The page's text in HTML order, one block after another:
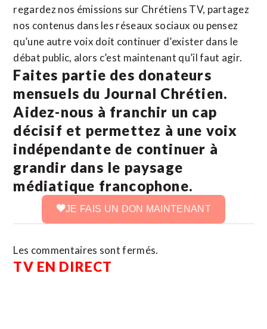
regardez nos émissions sur Chrétiens TV, partagez
nos contenus dans les réseaux sociaux ou pensez
qu’une autre voix doit continuer d’exister dans le
débat public, alors c’est maintenant qu’il faut agir.
Faites partie des donateurs
mensuels du Journal Chrétien.
Aidez-nous à franchir un cap
décisif et permettez à une voix
indépendante de continuer à
grandir dans le paysage
médiatique francophone.
JE FAIS UN DON MAINTENANT
Les commentaires sont fermés.
TV EN DIRECT